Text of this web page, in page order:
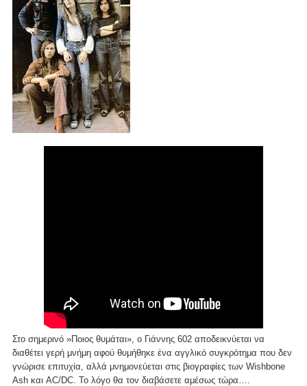
Στο σημερινό »Ποιος θυμάται», ο Γιάννης 602 αποδεικνύεται να
διαθέτει γερή μνήμη αφού θυμήθηκε ένα αγγλικό συγκρότημα που δεν
γνώρισε επιτυχία, αλλά μνημονεύεται στις βιογραφίες των Wishbone
Ash και AC/DC. Το λόγο θα τον διαβάσετε αμέσως τώρα….